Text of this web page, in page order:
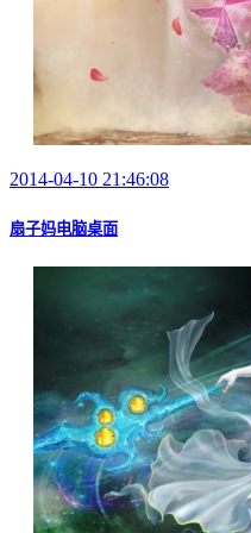
2014-04-10 21:46:08
扇子妈电脑桌面